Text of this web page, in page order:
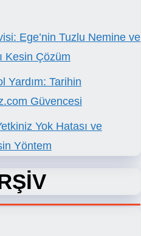
Ege’nin Tuzlu Nemine ve
Kesin Çözüm
Yardım: Tarihin
Güvencesi
Yok Hatası ve
Yöntem